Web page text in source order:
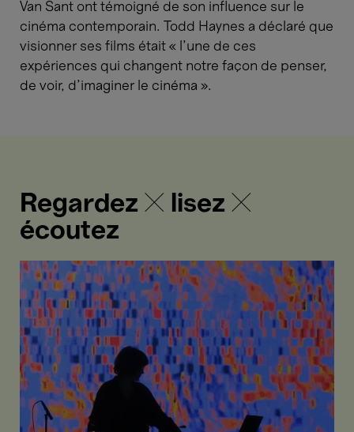
Van Sant ont témoigné de son influence sur le
cinéma contemporain. Todd Haynes a déclaré que
visionner ses films était « l’une de ces
expériences qui changent notre façon de penser,
de voir, d’imaginer le cinéma ».
Regardez ✕ lisez ✕
écoutez
Le
monde
à
travers
le
prisme
radical
et
poétique
de
Chantal
Akerman